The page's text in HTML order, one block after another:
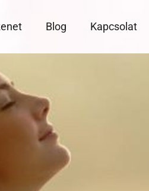
Blog Kapcsolat